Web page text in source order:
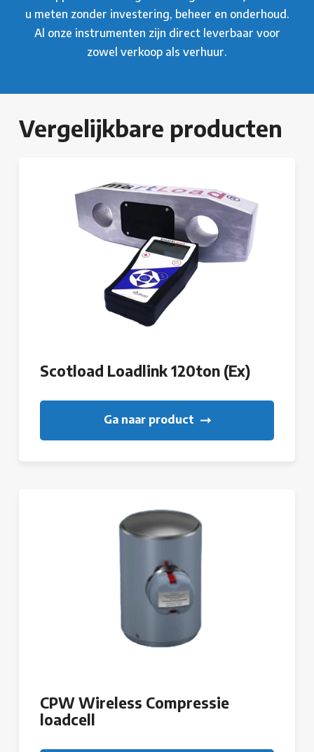
u meten zonder investering, beheer en onderhoud.
Al onze instrumenten zijn direct leverbaar voor
zowel verkoop als verhuur.
Vergelijkbare producten
Scotload Loadlink 120ton (Ex)
Ga naar product
CPW Wireless Compressie
loadcell